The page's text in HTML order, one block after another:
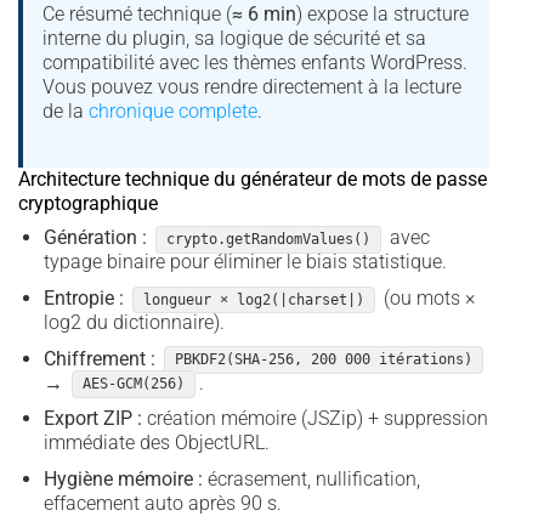
Ce résumé technique (≈ 6 min) expose la structure
interne du plugin, sa logique de sécurité et sa
compatibilité avec les thèmes enfants WordPress.
Vous pouvez vous rendre directement à la lecture
de la chronique complete.
Architecture technique du générateur de mots de passe
cryptographique
Génération :
crypto.getRandomValues()
avec
typage binaire pour éliminer le biais statistique.
Entropie :
longueur × log2(|charset|)
(ou mots ×
log2 du dictionnaire).
Chiffrement :
PBKDF2(SHA-256, 200 000 itérations)
→ AES-GCM(256)
.
Export ZIP : création mémoire (JSZip) + suppression
immédiate des ObjectURL.
Hygiène mémoire : écrasement, nullification,
effacement auto après 90 s.